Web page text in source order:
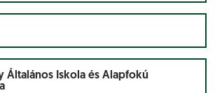
Általános Iskola és Alapfokú